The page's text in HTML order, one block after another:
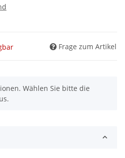
Frage zum Artikel
Wählen Sie bitte die